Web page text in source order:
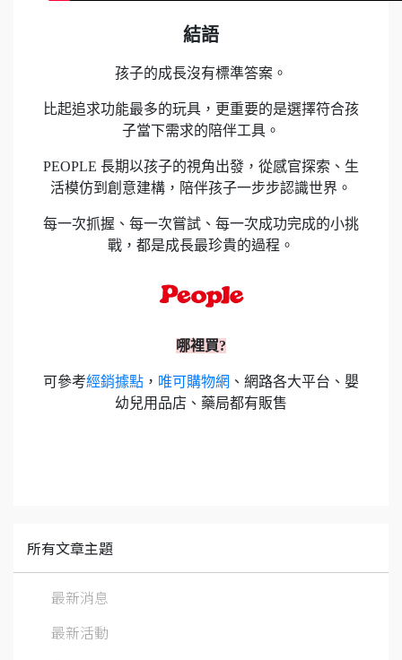
結語
孩子的成長沒有標準答案。
比起追求功能最多的玩具，更重要的是選擇符合孩
子當下需求的陪伴工具。
PEOPLE 長期以孩子的視角出發，從感官探索、生
活模仿到創意建構，陪伴孩子一步步認識世界。
每一次抓握、每一次嘗試、每一次成功完成的小挑
戰，都是成長最珍貴的過程。
哪裡買?
可參考經銷據點 ， 唯可購物網 、網路各大平台、嬰
幼兒用品店、藥局都有販售
所有文章主題
最新消息
最新活動